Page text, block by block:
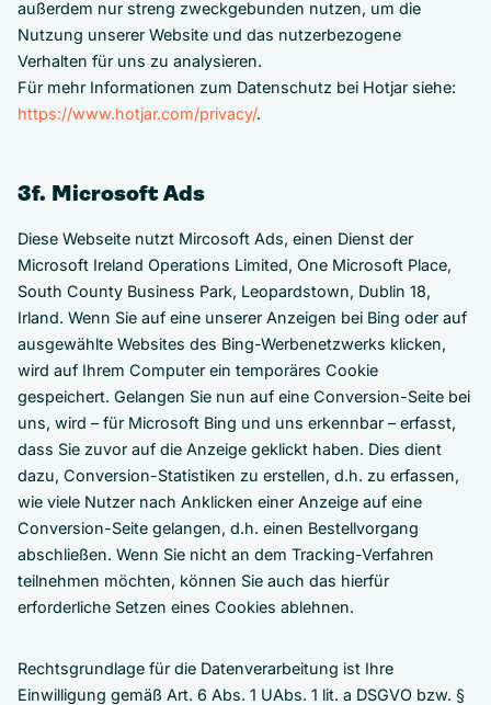
außerdem nur streng zweckgebunden nutzen, um die
Nutzung unserer Website und das nutzerbezogene
Verhalten für uns zu analysieren.
Für mehr Informationen zum Datenschutz bei Hotjar siehe:
https://www.hotjar.com/privacy/.
3f. Microsoft Ads
Diese Webseite nutzt Mircosoft Ads, einen Dienst der
Microsoft Ireland Operations Limited, One Microsoft Place,
South County Business Park, Leopardstown, Dublin 18,
Irland. Wenn Sie auf eine unserer Anzeigen bei Bing oder auf
ausgewählte Websites des Bing-Werbenetzwerks klicken,
wird auf Ihrem Computer ein temporäres Cookie
gespeichert. Gelangen Sie nun auf eine Conversion-Seite bei
uns, wird – für Microsoft Bing und uns erkennbar – erfasst,
dass Sie zuvor auf die Anzeige geklickt haben. Dies dient
dazu, Conversion-Statistiken zu erstellen, d.h. zu erfassen,
wie viele Nutzer nach Anklicken einer Anzeige auf eine
Conversion-Seite gelangen, d.h. einen Bestellvorgang
abschließen. Wenn Sie nicht an dem Tracking-Verfahren
teilnehmen möchten, können Sie auch das hierfür
erforderliche Setzen eines Cookies ablehnen.
Rechtsgrundlage für die Datenverarbeitung ist Ihre
Einwilligung gemäß Art. 6 Abs. 1 UAbs. 1 lit. a DSGVO bzw. §